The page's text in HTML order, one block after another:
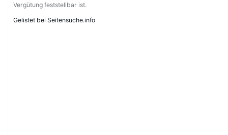
Vergütung feststellbar ist.
Gelistet bei Seitensuche.info